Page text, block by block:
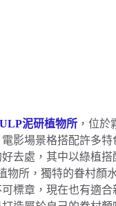
泥研植物所 ，位於
影場景格搭配許多特
去處，其中以綠植搭
物所，獨特的眷村顏
標章，現在也有適